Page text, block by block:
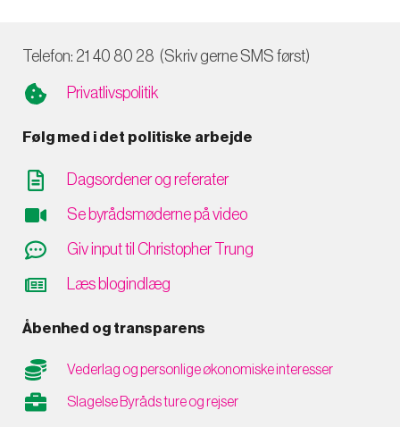
Telefon: 21 40 80 28 (Skriv gerne SMS først)
Privatlivspolitik
Følg med i det politiske arbejde
Dagsordener og referater
Se byrådsmøderne på video
Giv input til Christopher Trung
Læs blogindlæg
Åbenhed og transparens
Vederlag og personlige økonomiske interesser
Slagelse Byråds ture og rejser